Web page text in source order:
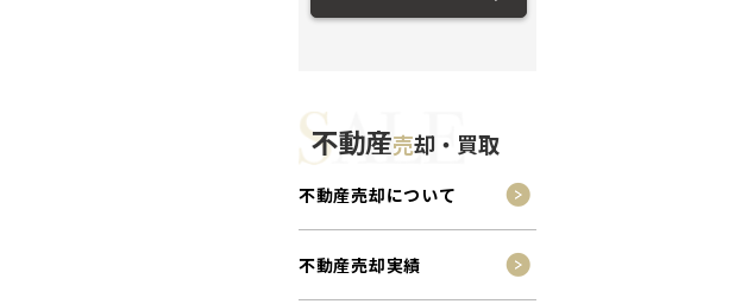
不動産売却・買取
不動産売却について
不動産売却実績